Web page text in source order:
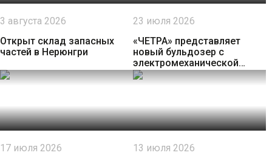
3 августа 2026
Открыт склад запасных
частей в Нерюнгри
23 июля 2026
«ЧЕТРА» представляет
новый бульдозер с
электромеханической
трансмиссией
17 июля 2026
13 июля 2026